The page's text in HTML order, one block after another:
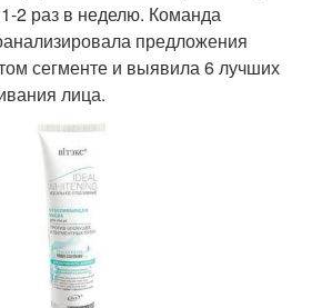
2 раз в неделю. Команда
предложения
сегменте и выявила 6 лучших
лица.